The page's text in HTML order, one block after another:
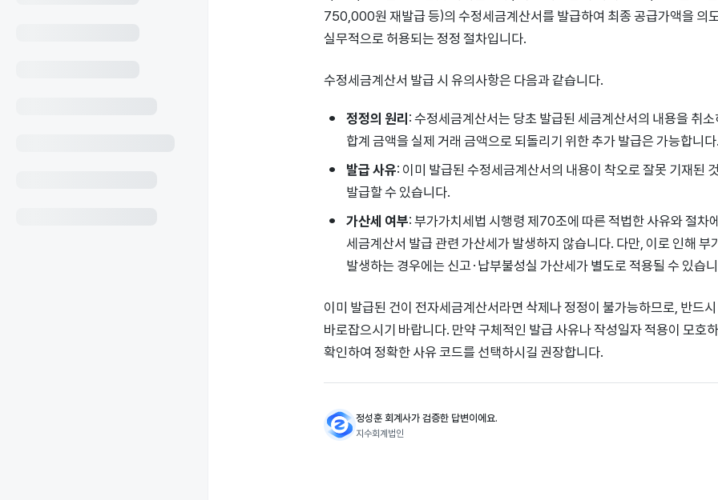
750,000원 재발급 등)의 수정세금계산서를 발급하여 최종 공급가액을 의
실무적으로 허용되는 정정 절차입니다.
수정세금계산서 발급 시 유의사항은 다음과 같습니다.
정정의 원리: 수정세금계산서는 당초 발급된 세금계산서의 내용을 취
합계 금액을 실제 거래 금액으로 되돌리기 위한 추가 발급은 가능합니다.
발급 사유: 이미 발급된 수정세금계산서의 내용이 착오로 잘못 기재된
발급할 수 있습니다.
가산세 여부: 부가가치세법 시행령 제70조에 따른 적법한 사유와 절
세금계산서 발급 관련 가산세가 발생하지 않습니다. 다만, 이로 인해
발생하는 경우에는 신고·납부불성실 가산세가 별도로 적용될 수 있습
이미 발급된 건이 전자세금계산서라면 삭제나 정정이 불가능하므로, 반드
바로잡으시기 바랍니다. 만약 구체적인 발급 사유나 작성일자 적용이 모호
확인하여 정확한 사유 코드를 선택하시길 권장합니다.
정성훈 회계사가 검증한 답변이에요.
지수회계법인